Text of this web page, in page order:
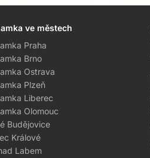
ve městech
Praha
Brno
Ostrava
Plzeň
Liberec
Olomouc
Budějovice
Králové
Labem